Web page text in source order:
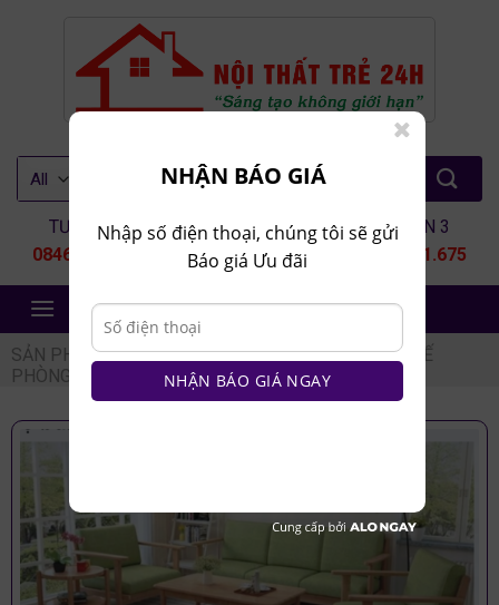
TƯ VẤN 1
0846.80.9999
TƯ VẤN 2
0935.435.286
TƯ VẤN 3
0964.651.675
NỘI THẤT TRẺ 24H
SẢN PHẨM / NỘI THẤT PHÒNG KHÁCH / BÀN GHẾ
PHÒNG KHÁCH
BỘ BÀN GHẾ GỖ
NHẬN BÁO GIÁ
Nhập số điện thoại, chúng tôi sẽ gửi
Báo giá Ưu đãi
NHẬN BÁO GIÁ NGAY